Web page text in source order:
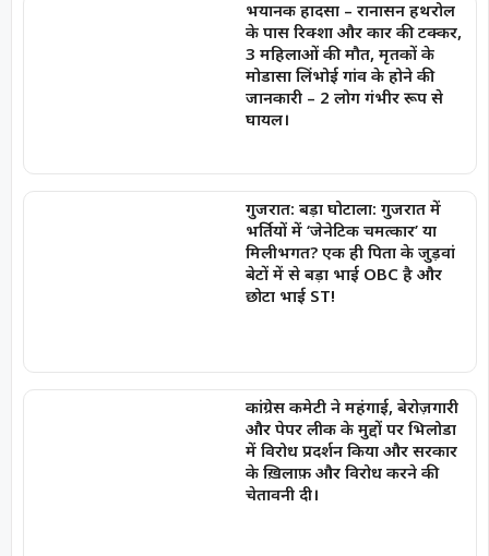
भयानक हादसा – रानासन हथरोल
के पास रिक्शा और कार की टक्कर,
3 महिलाओं की मौत, मृतकों के
मोडासा लिंभोई गांव के होने की
जानकारी – 2 लोग गंभीर रूप से
घायल।
गुजरात: बड़ा घोटाला: गुजरात में
भर्तियों में ‘जेनेटिक चमत्कार’ या
मिलीभगत? एक ही पिता के जुड़वां
बेटों में से बड़ा भाई OBC है और
छोटा भाई ST!
कांग्रेस कमेटी ने महंगाई, बेरोज़गारी
और पेपर लीक के मुद्दों पर भिलोडा
में विरोध प्रदर्शन किया और सरकार
के ख़िलाफ़ और विरोध करने की
चेतावनी दी।